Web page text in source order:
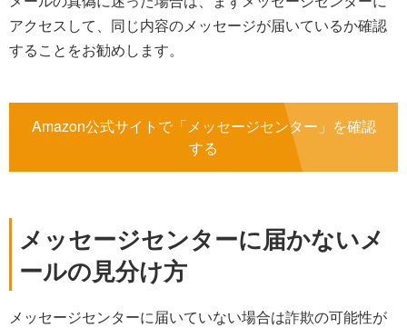
アクセスして、同じ内容のメッセージが届いているか確認
することをお勧めします。
Amazon公式サイトで「メッセージセンター」を確認
する
メッセージセンターに届かないメ
ールの見分け方
メッセージセンターに届いていない場合は詐欺の可能性が